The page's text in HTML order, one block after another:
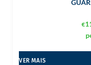
€
VER MAIS